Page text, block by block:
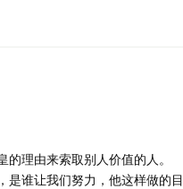
理由来索取别人价值的人。
谁让我们努力，他这样做的